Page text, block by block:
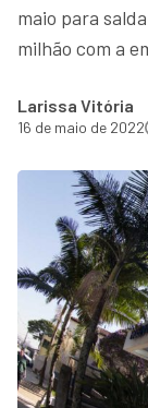
maio para
milhão com a
Larissa Vitória
16 de maio de 2022